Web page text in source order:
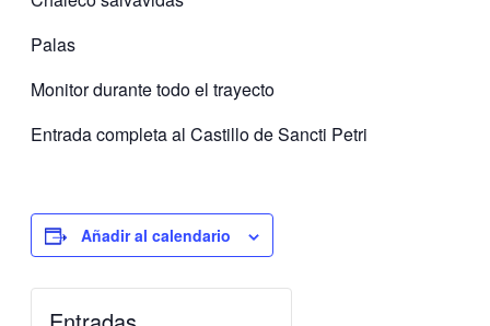
Palas
Monitor durante todo el trayecto
Entrada completa al Castillo de Sancti Petri
Añadir al calendario